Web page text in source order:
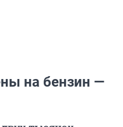
на бензин —